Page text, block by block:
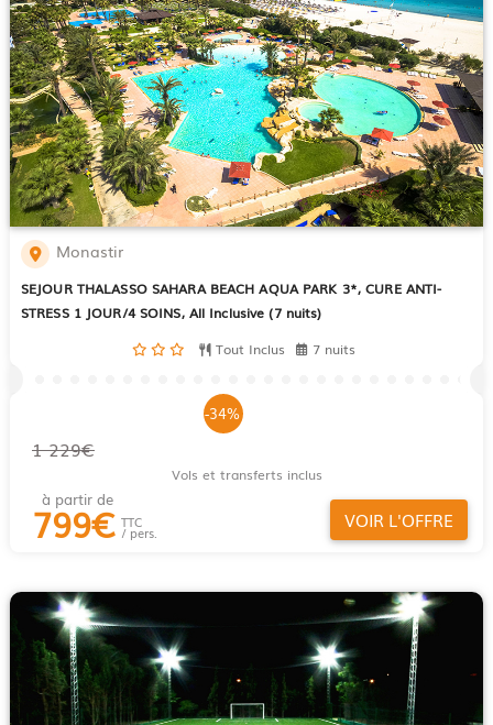
Monastir
SEJOUR THALASSO SAHARA BEACH AQUA PARK 3*, CURE ANTI-
STRESS 1 JOUR/4 SOINS, All Inclusive (7 nuits)
Tout Inclus
7 nuits
-34%
1 229€
Vols et transferts inclus
à partir de
799€ TTC
/ pers.
VOIR L'OFFRE